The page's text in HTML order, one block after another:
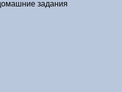
задания